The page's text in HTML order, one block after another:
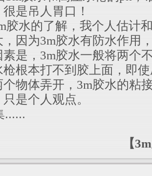
是吊人胃口！
水的了解，我个人估计
因为3m胶水有防水作用
是，3m胶水一般将两个
根本打不到胶上面，即
物体弄开，3m胶水的粘
是个人观点。
【